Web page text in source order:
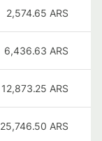
2,574.65 ARS
6,436.63 ARS
12,873.25 ARS
25,746.50 ARS